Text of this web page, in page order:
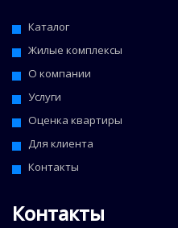
Каталог
Жилые комплексы
О компании
Услуги
Оценка квартиры
Для клиента
Контакты
Контакты